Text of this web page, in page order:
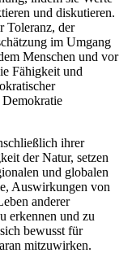
und diskutieren.
Toleranz, der
im Umgang
Menschen und vor
Fähigkeit und
ihrer
der Natur, setzen
und globalen
Auswirkungen von
anderer
erkennen und zu
bewusst für
mitzuwirken.